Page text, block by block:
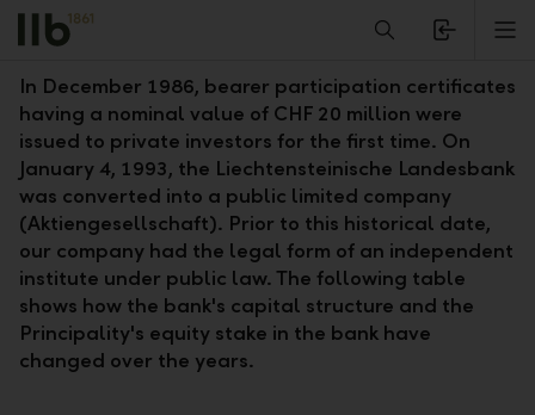
Alerts.Headline
Capital structure since 1993
In December 1986, bearer participation certificates
having a nominal value of CHF 20 million were
issued to private investors for the first time. On
January 4, 1993, the Liechtensteinische Landesbank
was converted into a public limited company
(Aktiengesellschaft). Prior to this historical date,
our company had the legal form of an independent
institute under public law. The following table
shows how the bank's capital structure and the
Principality's equity stake in the bank have
changed over the years.